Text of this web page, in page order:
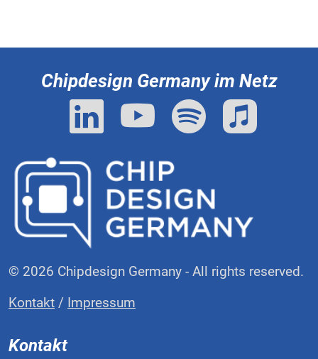
Chipdesign Germany im Netz
© 2026 Chipdesign Germany - All rights reserved.
Kontakt / Impressum
Kontakt